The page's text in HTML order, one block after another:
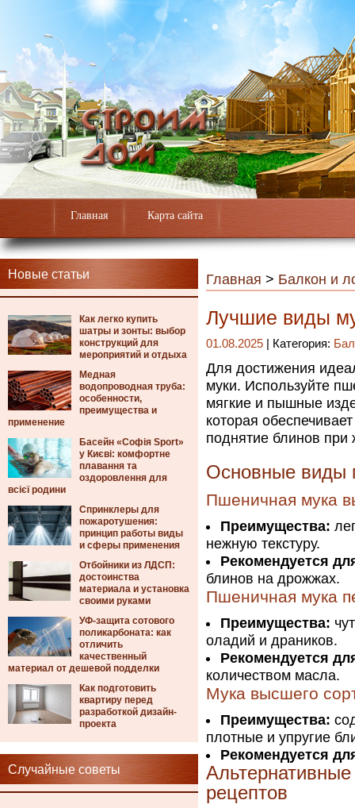
Главная Карта сайта
Новые статьи
Как легко купить
шатры и зонты: выбор
конструкций для
мероприятий и отдыха
Медная
водопроводная труба:
особенности,
преимущества и
применение
Басейн «Софія Sport»
у Києві: комфортне
плавання та
оздоровлення для
всієї родини
Спринклеры для
пожаротушения:
принцип работы виды
и сферы применения
Отбойники из ЛДСП:
достоинства
материала и установка
своими руками
УФ-защита сотового
поликарбоната: как
отличить
качественный
материал от дешевой подделки
Как подготовить
квартиру перед
разработкой дизайн-
проекта
Случайные советы
Главная > Балкон и
Лучшие виды
01.08.2025 | Категория:
Для достижения
муки. Используйте
мягкие и пышные
которая
поднятие блинов при
Основные виды
Пшеничная мука
Преимущества:
нежную текстуру.
Рекомендуется
блинов на дрожжах.
Пшеничная мука
Преимущества:
оладий и драников.
Рекомендуется
количеством масла.
Мука высшего
Преимущества:
плотные и упругие
Рекомендуется
рецептов